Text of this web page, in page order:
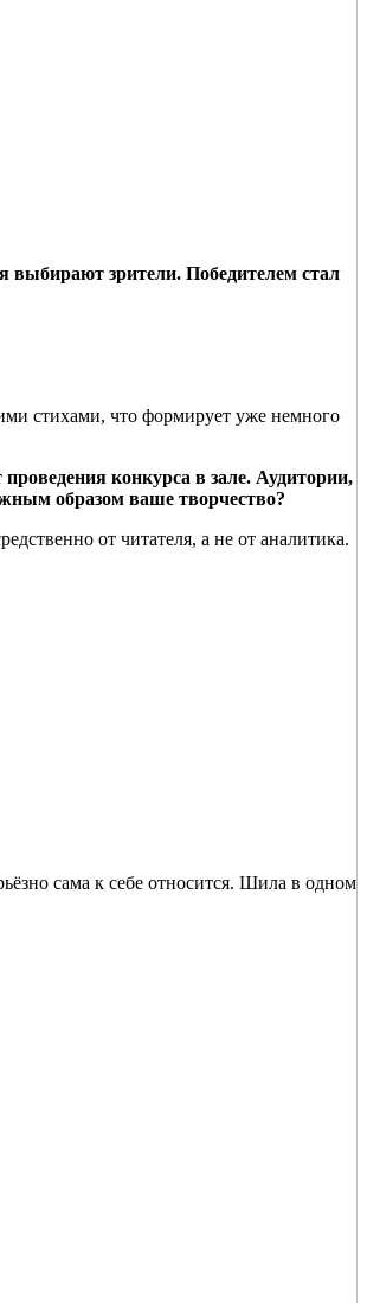
выбирают зрители. Победителем стал
стихами, что формирует уже немного
конкурса в зале. Аудитории,
образом ваше творчество?
от читателя, а не от аналитика.
сама к себе относится. Шила в одном